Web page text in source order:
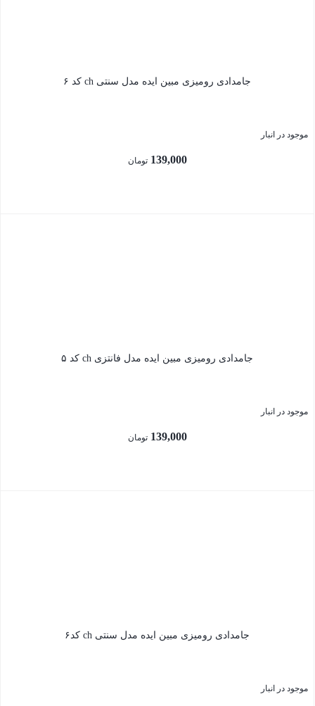
جامدادی رومیزی مبین ایده مدل سنتی ch کد ۶
موجود در انبار
139,000 تومان
جامدادی رومیزی مبین ایده مدل فانتزی ch کد ۵
موجود در انبار
139,000 تومان
جامدادی رومیزی مبین ایده مدل سنتی ch کد۶
موجود در انبار